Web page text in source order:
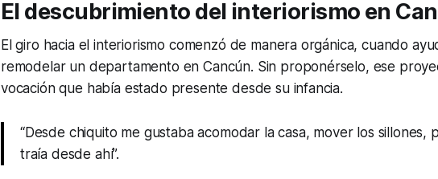
El descubrimiento del interiorismo en
El giro hacia el interiorismo comenzó de manera orgánica, cuando
remodelar un departamento en Cancún. Sin proponérselo, ese
vocación que había estado presente desde su infancia.
“Desde chiquito me gustaba acomodar la casa, mover los
traía desde ahí”.